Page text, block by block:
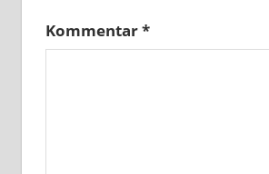
Kommentar*